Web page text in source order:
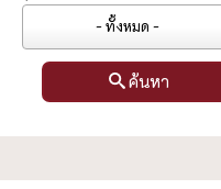
- ทั้งหมด -
ค้นหา